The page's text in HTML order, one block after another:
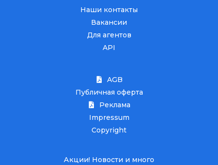
Наши контакты
Вакансии
Для агентов
API
AGB
Публичная оферта
Реклама
Impressum
Copyright
Акции! Новости и много